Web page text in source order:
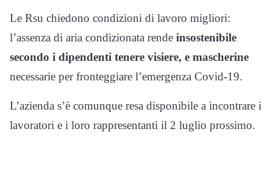
Le Rsu chiedono condizioni di lavoro migliori:
l’assenza di aria condizionata rende insostenibile
secondo i dipendenti tenere visiere, e mascherine
necessarie per fronteggiare l’emergenza Covid-19.
L’azienda s’è comunque resa disponibile a incontrare i
lavoratori e i loro rappresentanti il 2 luglio prossimo.